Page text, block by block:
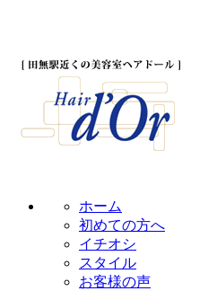
ホーム
初めての方へ
イチオシ
スタイル
お客様の声